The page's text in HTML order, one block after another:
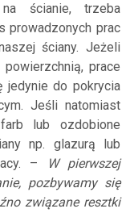
na ścianie, trzeba
prowadzonych prac
ściany. Jeżeli
prace
jedynie do pokrycia
Jeśli natomiast
lub ozdobione
np. glazurą lub
–
W pierwszej
pozbywamy się
związane resztki